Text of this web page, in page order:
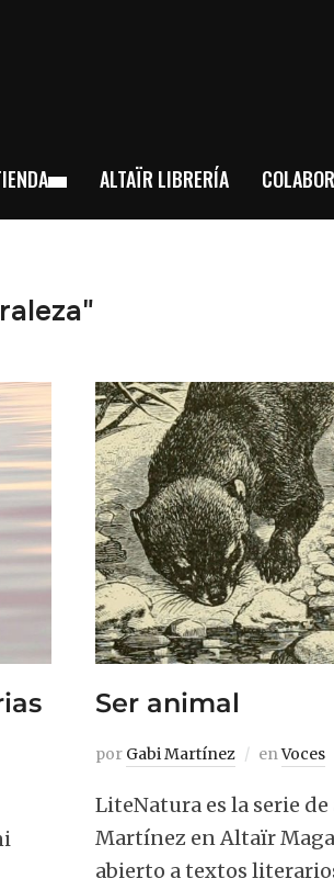
ALTAÏR LIBRERÍA
Ser animal
por Gabi Martínez enVoces
LiteNatura es la serie
Martínez en Altaïr
abierto a textos